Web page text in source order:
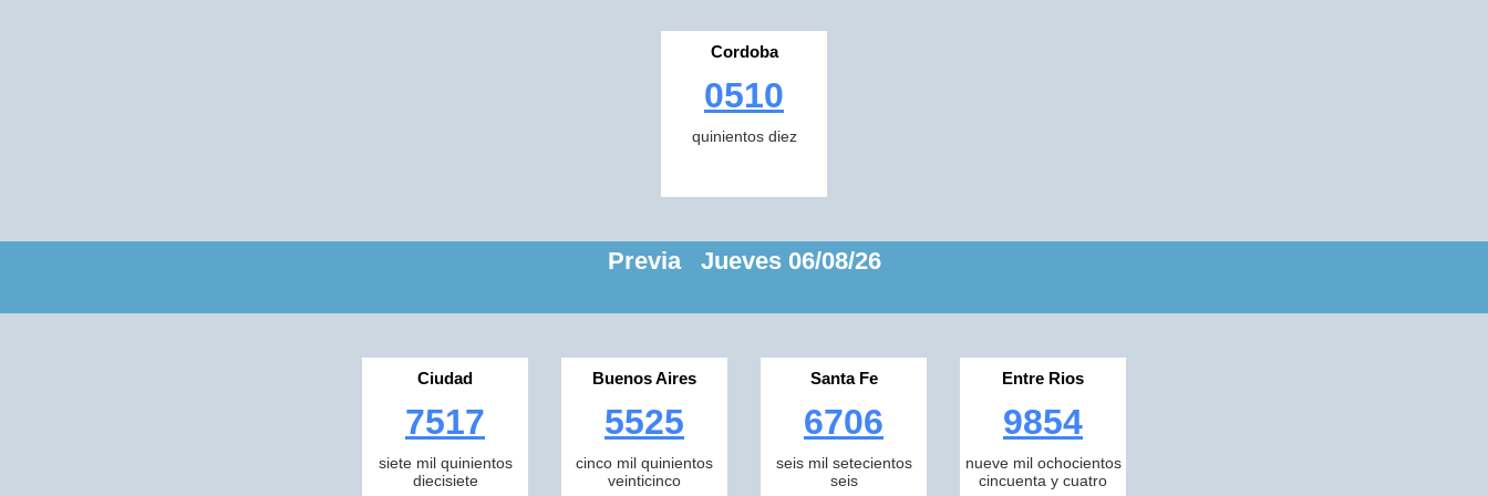
Cordoba
0510
quinientos diez
Previa Jueves 06/08/26
Ciudad
7517
siete mil quinientos
diecisiete
Buenos Aires
5525
cinco mil quinientos
veinticinco
Santa Fe
6706
seis mil setecientos
seis
Entre Rios
9854
nueve mil ochocientos
cincuenta y cuatro